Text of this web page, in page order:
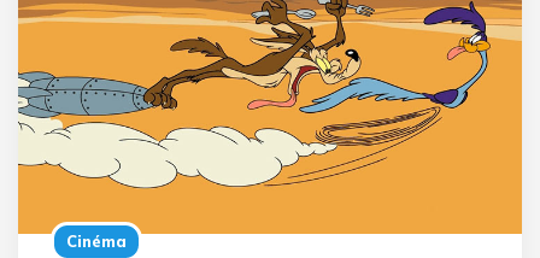
Cinéma